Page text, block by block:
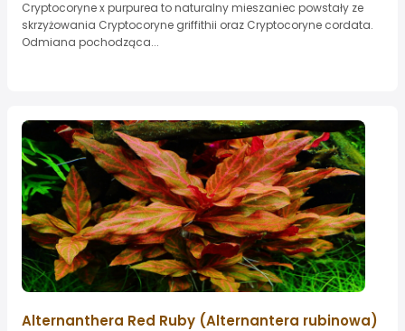
Cryptocoryne x purpurea to naturalny mieszaniec powstały ze
skrzyżowania Cryptocoryne griffithii oraz Cryptocoryne cordata.
Odmiana pochodząca...
Alternanthera Red Ruby (Alternantera rubinowa)